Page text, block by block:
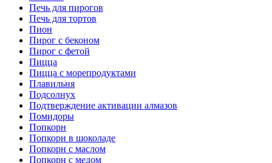
Печь для пирогов
Печь для тортов
Пион
Пирог с беконом
Пирог с фетой
Пицца
Пицца с морепродуктами
Плавильня
Подсолнух
Подтверждение активации алмазов
Помидоры
Попкорн
Попкорн в шоколаде
Попкорн с маслом
Попкорн с медом